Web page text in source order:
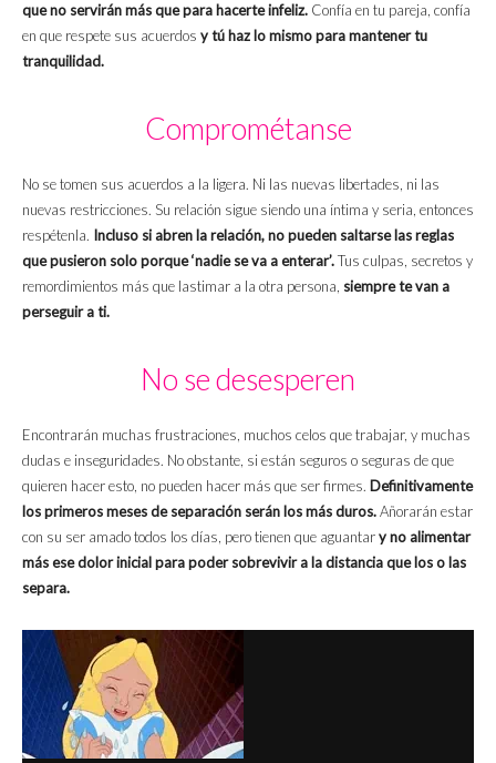
que no servirán más que para hacerte infeliz. Confía en tu pareja, confía
en que respete sus acuerdos y tú haz lo mismo para mantener tu
tranquilidad.
Comprométanse
No se tomen sus acuerdos a la ligera. Ni las nuevas libertades, ni las
nuevas restricciones. Su relación sigue siendo una íntima y seria, entonces
respétenla. Incluso si abren la relación, no pueden saltarse las reglas
que pusieron solo porque ‘nadie se va a enterar’.Tus culpas, secretos y
remordimientos más que lastimar a la otra persona, siempre te van a
perseguir a ti.
No se desesperen
Encontrarán muchas frustraciones, muchos celos que trabajar, y muchas
dudas e inseguridades. No obstante, si están seguros o seguras de que
quieren hacer esto, no pueden hacer más que ser firmes. Definitivamente
los primeros meses de separación serán los más duros.Añorarán estar
con su ser amado todos los días, pero tienen que aguantary no alimentar
más ese dolor inicial para poder sobrevivir a la distancia que los o las
separa.